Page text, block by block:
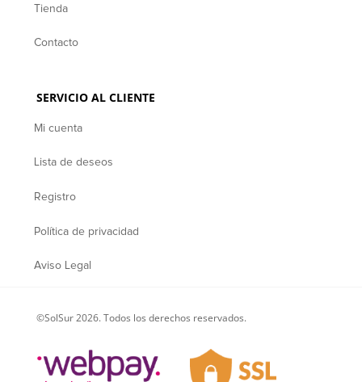
Tienda
Contacto
SERVICIO AL CLIENTE
Mi cuenta
Lista de deseos
Registro
Política de privacidad
Aviso Legal
©SolSur 2026. Todos los derechos reservados.